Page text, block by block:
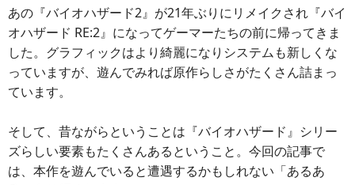
あの『バイオハザード2』が21年ぶりにリメイクされ『バイ
オハザード RE:2』になってゲーマーたちの前に帰ってきま
した。グラフィックはより綺麗になりシステムも新しくな
っていますが、遊んでみれば原作らしさがたくさん詰まっ
ています。
そして、昔ながらということは『バイオハザード』シリー
ズらしい要素もたくさんあるということ。今回の記事で
は、本作を遊んでいると遭遇するかもしれない「あるあ